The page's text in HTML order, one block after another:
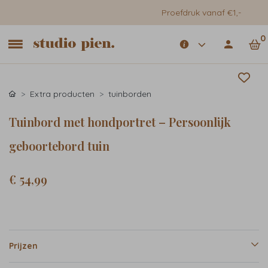
Proefdruk vanaf €1,-
0
Extra producten tuinborden
Tuinbord met hondportret – Persoonlijk
geboortebord tuin
€ 54,99
Prijzen